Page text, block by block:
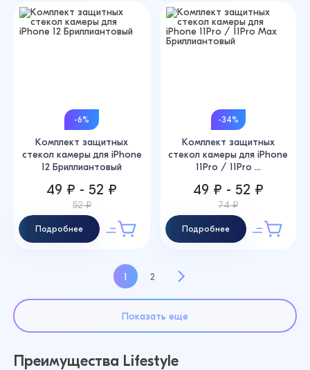
-6%
Комплект защитных
стекол камеры для iPhone
12 Бриллиантовый
49 ₽ - 52 ₽
52 ₽
Подробнее
-34%
Комплект защитных
стекол камеры для iPhone
11Pro / 11Pro ...
49 ₽ - 52 ₽
74 ₽
Подробнее
Показать еще
1 2
Преимущества Lifestyle